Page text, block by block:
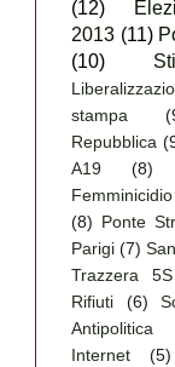
(12)
2013 (11)
(10)
stampa
Repubblica
A19
(8)
Femminicidio
(8) Ponte
Parigi (7)
Trazzera 5S
Rifiuti
(6)
Antipolitica
Internet
(5)